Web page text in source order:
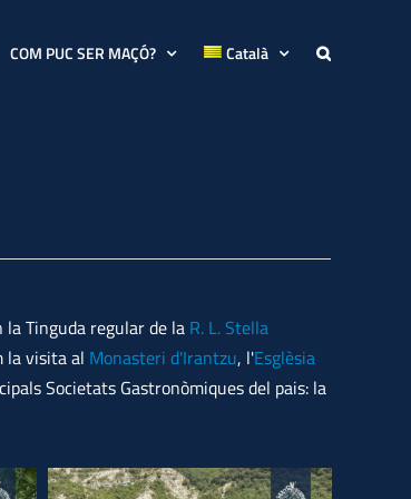
COM PUC SER MAÇÓ? Català
Tinguda regular de la R. L. Stella
la visita al Monasteri d'Irantzu, l'Esglèsia
Societats Gastronòmiques del pais: la